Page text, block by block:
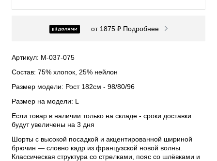
от 1875 ₽ Подробнее
Артикул: М-037-075
Состав: 75% хлопок, 25% нейлон
Размер модели: Рост 182см - 98/80/96
Размер на модели: L
Если товар в наличии только на складе - сроки доставки
будут увеличены на 3 дня
Шорты с высокой посадкой и акцентированной шириной
брючин — словно кадр из французской новой волны.
Классическая структура со стрелками, пояс со шлёвками и